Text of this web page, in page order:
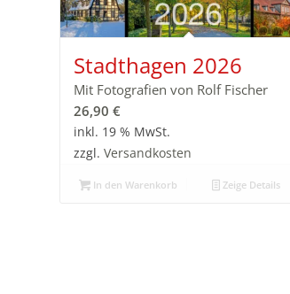
Stadthagen 2026
Mit Fotografien von Rolf Fischer
26,90 €
inkl. 19 % MwSt.
zzgl. Versandkosten
In den Warenkorb Zeige Details